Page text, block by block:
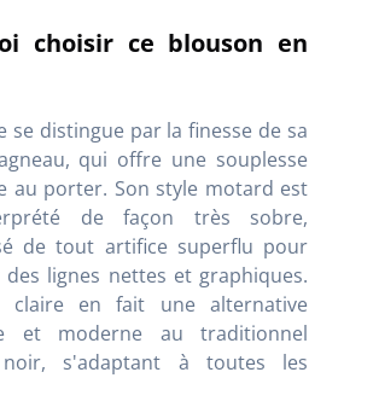
choisir ce blouson en
se distingue par la finesse de sa
qui offre une souplesse
au porter. Son style motard est
de façon très sobre,
de tout artifice superflu pour
des lignes nettes et graphiques.
claire en fait une alternative
et moderne au traditionnel
s'adaptant à toutes les